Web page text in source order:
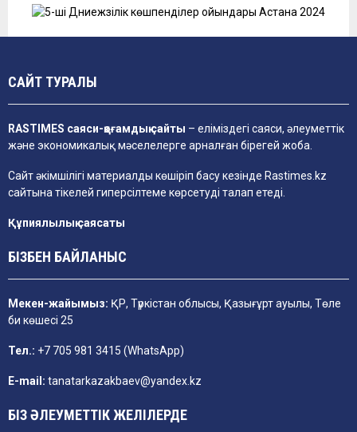
САЙТ ТУРАЛЫ
RASTIMES саяси-қоғамдық сайты – еліміздегі саяси, әлеуметтік
және экономикалық мәселелерге арналған бірегей жоба.
Сайт әкімшілігі материалды көшіріп басу кезінде Rastimes.kz
сайтына тікелей гиперсілтеме көрсетуді талап етеді.
Құпиялылық саясаты
БІЗБЕН БАЙЛАНЫС
Мекен-жайымыз: ҚР, Түркістан облысы, Қазығұрт ауылы, Төле
би көшесі 25
Тел.: +7 705 981 3415 (WhatsApp)
E-mail: tanatarkazakbaev@yandex.kz
БІЗ ӘЛЕУМЕТТІК ЖЕЛІЛЕРДЕ